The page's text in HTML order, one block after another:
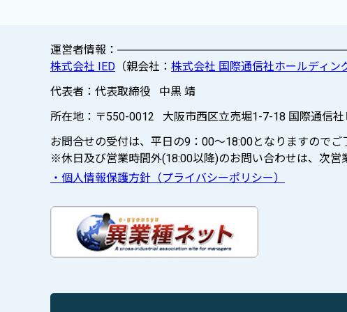
運営者情報：
株式会社 IED （親会社： 株式会社 国際通信社ホールディン
代表者：代表取締役 中黒 靖
所在地：〒550-0012 大阪市西区立売堀1-7-18 国際通信社
お問合せの受付は、平日の9：00～18:00となりますので
※休日及び営業時間外(18:00以降)のお問い合わせは、次営
・個人情報保護方針（プライバシーポリシー）